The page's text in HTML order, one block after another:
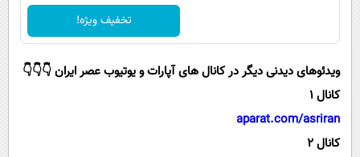
فناوری
گوناگون
روانشناسی
آشپزی
تخفیف ویژه!
ویدئوهای دیدنی دیگر در کانال های آپارات و یوتیوب عصر ایران 👇👇👇
کانال 1
aparat.com/asriran
کانال 2